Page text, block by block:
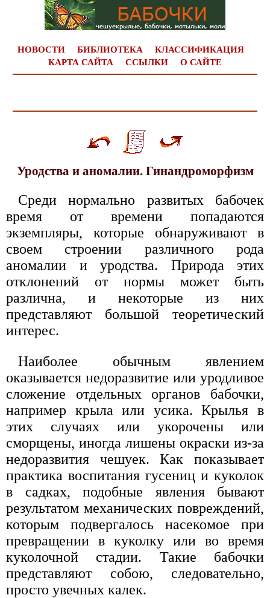
НОВОСТИ БИБЛИОТЕКА
КЛАССИФИКАЦИЯ
КАРТА САЙТА
ССЫЛКИ О САЙТЕ
Уродства и аномалии. Гинандроморфизм
Среди нормально развитых бабочек
время от времени попадаются
экземпляры, которые обнаруживают в
своем строении различного рода
аномалии и уродства. Природа этих
отклонений от нормы может быть
различна, и некоторые из них
представляют большой теоретический
интерес.
Наиболее обычным явлением
оказывается недоразвитие или уродливое
сложение отдельных органов бабочки,
например крыла или усика. Крылья в
этих случаях или укорочены или
сморщены, иногда лишены окраски из-за
недоразвития чешуек. Как показывает
практика воспитания гусениц и куколок
в садках, подобные явления бывают
результатом механических повреждений,
которым подвергалось насекомое при
превращении в куколку или во время
куколочной стадии. Такие бабочки
представляют собою, следовательно,
просто увечных калек.